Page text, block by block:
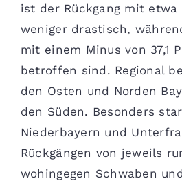
ist der Rückgang mit etwa
weniger drastisch,
mit einem Minus von 37,1
betroffen sind. Regional
den Osten und Norden
den Süden. Besonders
Niederbayern und
Rückgängen von jeweils
wohingegen Schwaben